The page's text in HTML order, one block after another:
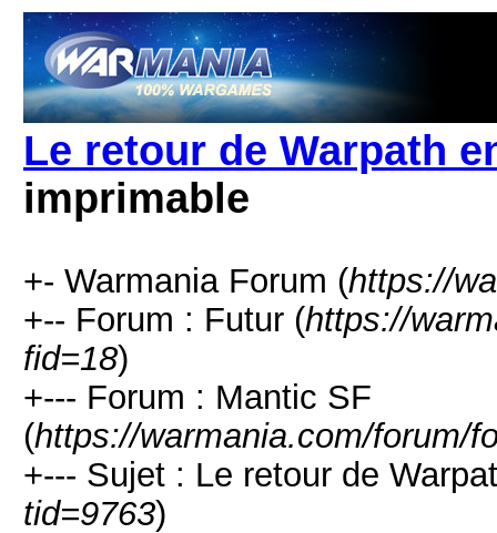
Le retour de Warpath
imprimable
+- Warmania Forum (https://
+-- Forum : Futur (https://
fid=18)
+--- Forum : Mantic SF
(https://warmania.com/forum/
+--- Sujet : Le retour de
tid=9763)